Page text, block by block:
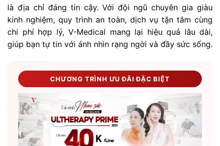
là địa chỉ đáng tin cậy. Với đội ngũ chuyên gia giàu
kinh nghiệm, quy trình an toàn, dịch vụ tận tâm cùng
chi phí hợp lý, V-Medical mang lại hiệu quả lâu dài,
giúp bạn tự tin với ánh nhìn rạng ngời và đầy sức sống.
CHƯƠNG TRÌNH ƯU ĐÃI ĐẶC BIỆT